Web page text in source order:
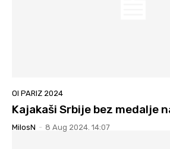
OI PARIZ 2024
Kajakaši Srbije bez medalje
MilosN - 8 Aug 2024. 14:07